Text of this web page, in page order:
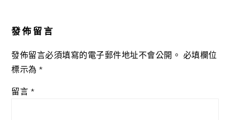
發佈留言
發佈留言必須填寫的電子郵件地址不會公開。 必填欄位
標示為*
留言 *